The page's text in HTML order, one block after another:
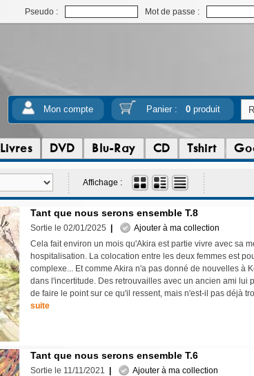
Pseudo : Mot de passe :
Mon compte Panier : 0produit
Livres DVD Blu-Ray CD Tshirt
Affichage :
Tant que nous serons ensemble T.8
Sortie le 02/01/2025
Ajouter à ma collection
Cela fait environ un mois qu'Akira est partie vivre avec sa
hospitalisation. La colocation entre les deux femmes est
complexe... Et comme Akira n'a pas donné de nouvelles à
dans l'incertitude. Des retrouvailles avec un ancien ami lui
de faire le point sur ce qu'il ressent, mais n'est-il pas déjà
suite
Tant que nous serons ensemble T.6
Sortie le 11/11/2021
Ajouter à ma collection